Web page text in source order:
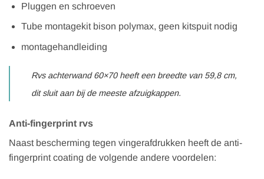
Pluggen en schroeven
Tube montagekit bison polymax, geen kitspuit nodig
montagehandleiding
Rvs achterwand 60×70 heeft een breedte van 59,8 cm,
dit sluit aan bij de meeste afzuigkappen.
Anti-fingerprint rvs
Naast bescherming tegen vingerafdrukken heeft de anti-
fingerprint coating de volgende andere voordelen: